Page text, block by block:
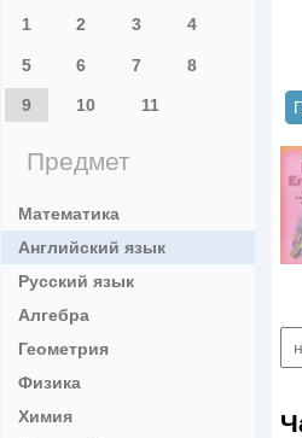
1 2 3 4
5 6 7 8
9 10 11
Предмет
Математика
Английский язык
Русский язык
Алгебра
Геометрия
Физика
Химия